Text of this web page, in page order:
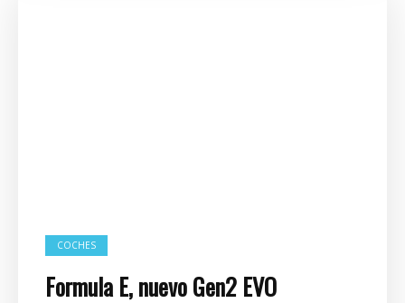
COCHES
Formula E, nuevo Gen2 EVO